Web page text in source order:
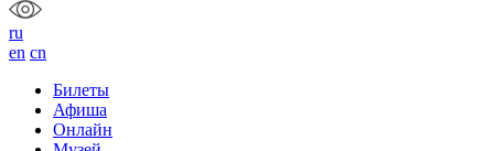
ru
en cn
Билеты
Афиша
Онлайн